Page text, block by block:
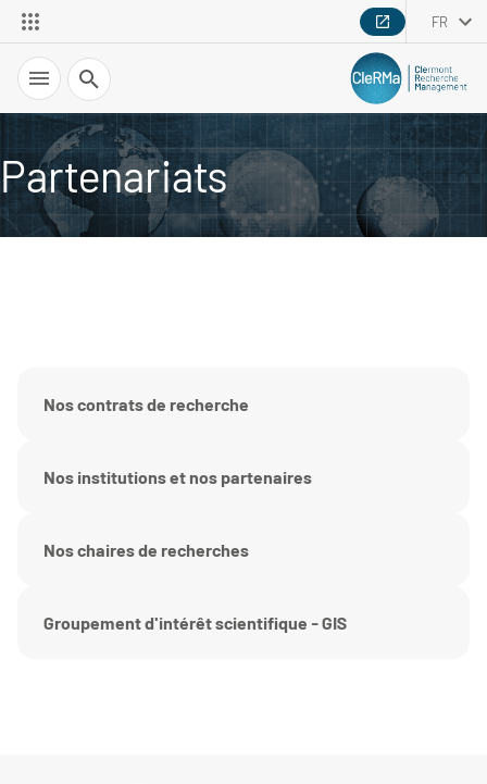
FR
Recherche
Partenariats
Nos contrats de recherche
Nos institutions et nos partenaires
Nos chaires de recherches
Groupement d'intérêt scientifique - GIS